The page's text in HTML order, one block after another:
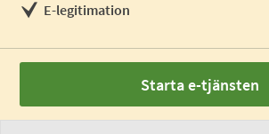
E-legitimation
Starta e-tjänsten